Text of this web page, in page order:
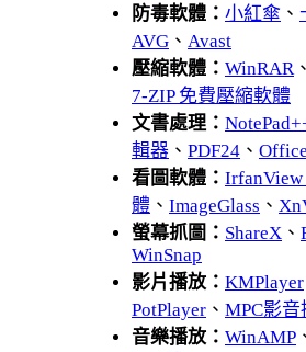
防毒軟體： 小紅傘 、
AVG 、 Avast
壓縮軟體： WinRAR 、
7-ZIP 免費壓縮軟體
文書處理：
輯器 、 PDF24 、
看圖軟體：
體 、 ImageGlass 、
螢幕抓圖： ShareX 、
WinSnap
影片播放： KMPlayer
PotPlayer 、 MPC影
音樂播放： WinAMP